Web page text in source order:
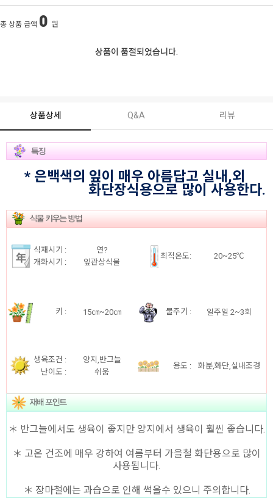
총 상품 금액 0 원
상품이 품절되었습니다.
상품상세 Q&A 리뷰
* 은백색의 잎이 매우 아름답고 실내,외
화단장식용으로 많이 사용한다.
식재시기 :
개화시기 :
연?
잎관상식물
최적온도: 20~25℃
키 : 15㎝~20㎝ 물주기 : 일주일 2~3회
생육조건 :
난이도 :
양지,반그늘
쉬움
용도 : 화분,화단,실내조경
＊ 반그늘에서도 생육이 좋지만 양지에서 생육이 훨씬 좋습니다.
＊ 고온 건조에 매우 강하여 여름부터 가을철 화단용으로 많이
사용됩니다.
＊ 장마철에는 과습으로 인해 썩을수 있으니 주의합니다.